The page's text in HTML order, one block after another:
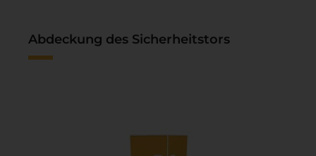
Abdeckung des Sicherheitstors